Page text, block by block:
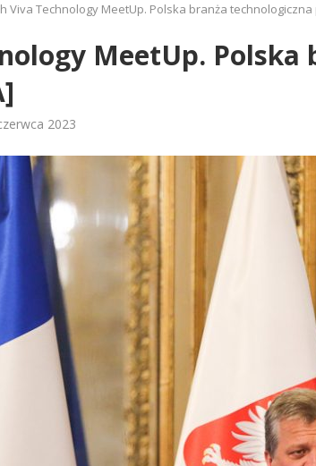
Viva Technology MeetUp. Polska branża technologiczna
MeetUp.
2023